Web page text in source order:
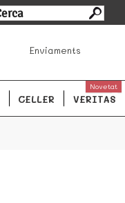
Enviaments
CELLER VERITAS
Novetat